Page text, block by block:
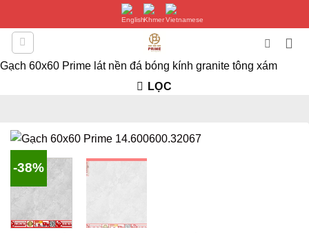
dung
Gạch 60x60 Prime lát nền đá bóng kính granite tông xám
LỌC
-38%